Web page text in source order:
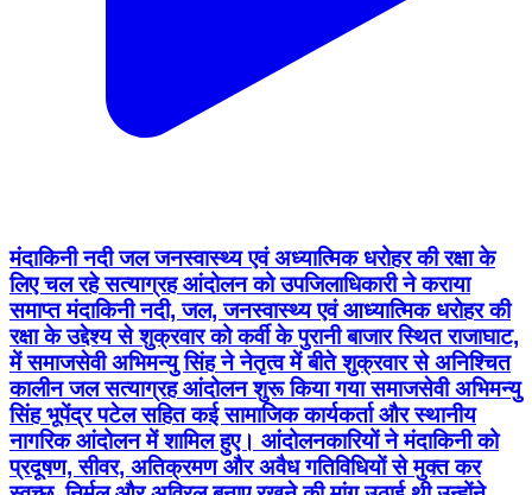
मंदाकिनी नदी जल जनस्वास्थ्य एवं अध्यात्मिक धरोहर की रक्षा के
लिए चल रहे सत्याग्रह आंदोलन को उपजिलाधिकारी ने कराया
समाप्त मंदाकिनी नदी, जल, जनस्वास्थ्य एवं आध्यात्मिक धरोहर की
रक्षा के उद्देश्य से शुक्रवार को कर्वी के पुरानी बाजार स्थित राजाघाट,
में समाजसेवी अभिमन्यु सिंह ने नेतृत्व में बीते शुक्रवार से अनिश्चित
कालीन जल सत्याग्रह आंदोलन शुरू किया गया समाजसेवी अभिमन्यु
सिंह भूपेंद्र पटेल सहित कई सामाजिक कार्यकर्ता और स्थानीय
नागरिक आंदोलन में शामिल हुए। आंदोलनकारियों ने मंदाकिनी को
प्रदूषण, सीवर, अतिक्रमण और अवैध गतिविधियों से मुक्त कर